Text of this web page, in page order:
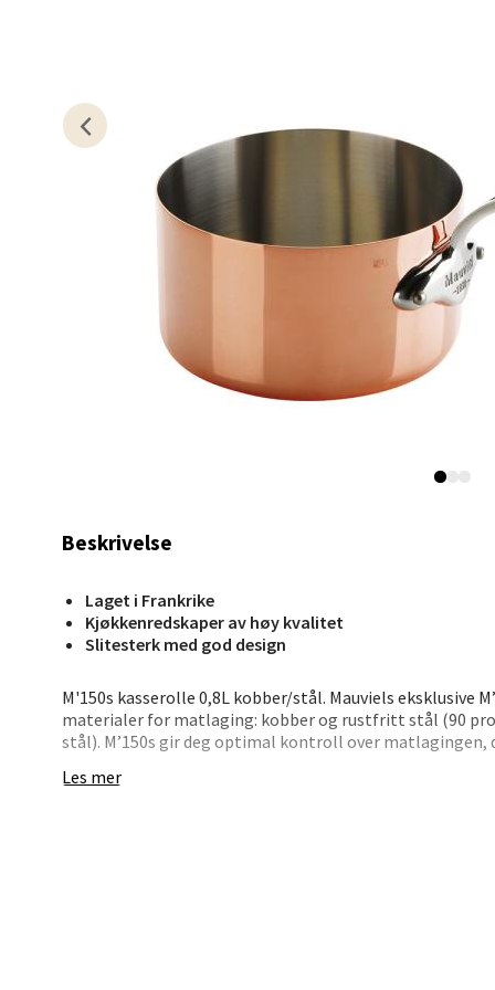
Beskrivelse
Laget i Frankrike
Kjøkkenredskaper av høy kvalitet
Slitesterk med god design
M'150s kasserolle 0,8L kobber/stål. Mauviels eksklusive
materialer for matlaging: kobber og rustfritt stål (90
stål). M’150s gir deg optimal kontroll over
næringskvaliteter i maten og er lett å rengjøre. Tykkelse
Les mer
Oslo
Erich
Åpent i
0 i
0 i